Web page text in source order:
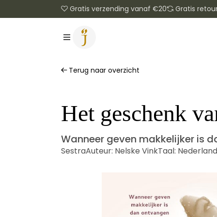
Gratis verzending vanaf €20 Gratis
Terug naar overzicht
Het geschenk
Wanneer geven makkelijker is
SestraAuteur: Nelske VinkTaal: